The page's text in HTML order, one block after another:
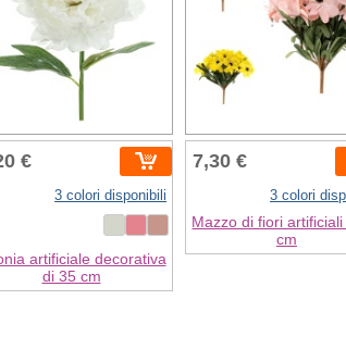
€
3 colori disponibili
artificiale decorativa
di 35 cm
7,30 €
3 colori
Mazzo di fiori
cm